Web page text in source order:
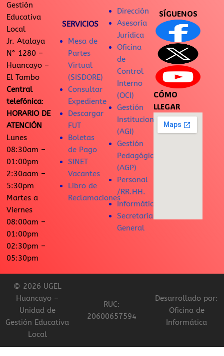
Gestión
Educativa
Local
Jr. Atalaya
N° 1280 –
Huancayo –
El Tambo
Central
telefónica:
HORARIO DE
ATENCIÓN
Lunes
08:30am –
01:00pm
2:30aam –
5:30pm
Martes a
Viernes
08:00am –
01:00pm
02:30pm –
05:30pm
SERVICIOS
Mesa de
Partes
Virtual
(SISDORE)
Consultar
Expediente
Descargar
FUT
Boletas
de Pago
SINET
Vacantes
Libro de
Reclamaciones
Dirección
Asesoría
Jurídica
Oficina
de
Control
Interno
(OCI)
Gestión
Institucional
(AGI)
Gestión
Pedagógica
(AGP)
Personal
/RR.HH.
Informática
Secretaría
General
SÍGUENOS
CÓMO
LLEGAR
© 2026 UGEL
Huancayo –
Unidad de
Gestión Educativa
Local
RUC:
20600657594
Desarrollado por:
Oficina de
Informática